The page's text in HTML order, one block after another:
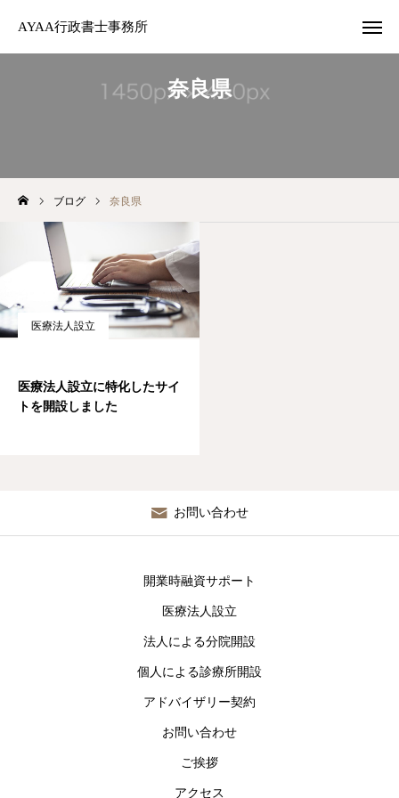
AYAA行政書士事務所
奈良県
ブログ 奈良県
医療法人設立
医療法人設立に特化したサイ
トを開設しました
お問い合わせ
開業時融資サポート
医療法人設立
法人による分院開設
個人による診療所開設
アドバイザリー契約
お問い合わせ
ご挨拶
アクセス
AYAA行政書士事務所
法人による分院開設
個人による診療所開設
アドバイザリー契約
ご挨拶